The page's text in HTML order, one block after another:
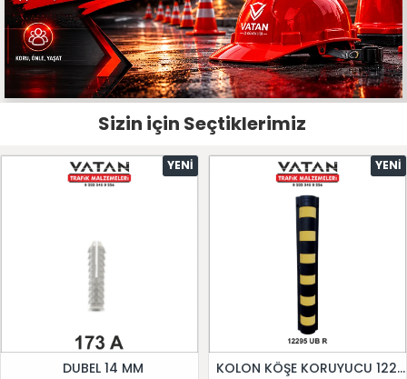
Sizin için Seçtiklerimiz
YENI
DUBEL 14 MM
YENI
KOLON KÖŞE KORUYUCU 12295 UB R